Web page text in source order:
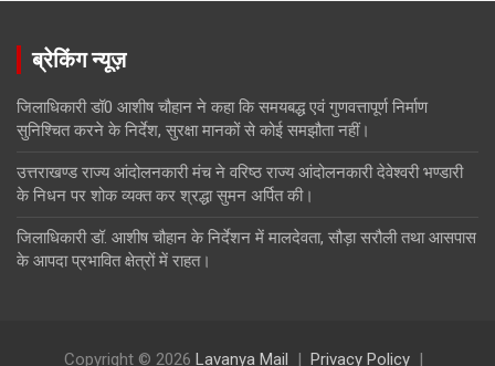
ब्रेकिंग न्यूज़
जिलाधिकारी डॉ0 आशीष चौहान ने कहा कि समयबद्ध एवं गुणवत्तापूर्ण निर्माण
सुनिश्चित करने के निर्देश, सुरक्षा मानकों से कोई समझौता नहीं।
उत्तराखण्ड राज्य आंदोलनकारी मंच ने वरिष्ठ राज्य आंदोलनकारी देवेश्वरी भण्डारी
के निधन पर शोक व्यक्त कर श्रद्धा सुमन अर्पित की।
जिलाधिकारी डॉ. आशीष चौहान के निर्देशन में मालदेवता, सौड़ा सरौली तथा आसपास
के आपदा प्रभावित क्षेत्रों में राहत।
Copyright © 2026 Lavanya Mail Privacy Policy